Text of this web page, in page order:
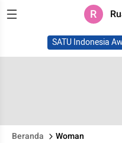
R
SATU Indonesia
Beranda Woman